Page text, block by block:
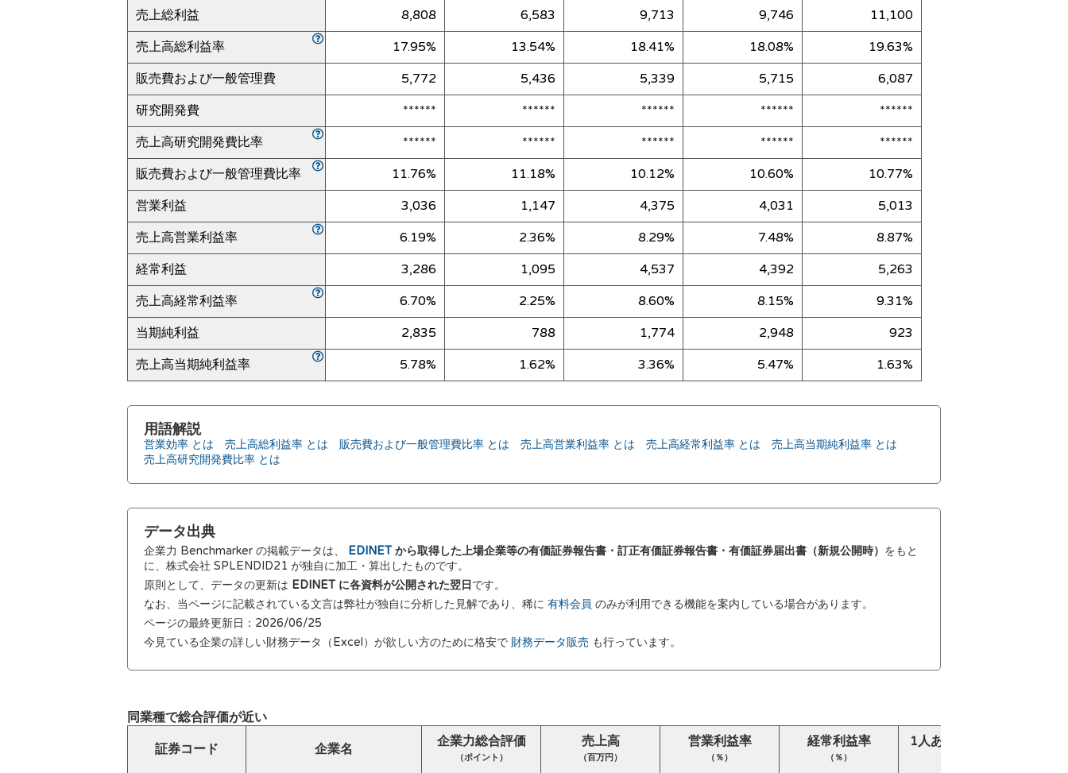
売上総利益
8,808 6,583 9,713 9,746
11,100
売上高総利益率
17.95% 13.54% 18.41% 18.08%
19.63%
販売費および一般管理費
5,772 5,436 5,339 5,715
6,087
研究開発費
****** ****** ****** ******
******
売上高研究開発費比率
****** ****** ****** ******
******
販売費および一般管理費比率
11.76% 11.18% 10.12% 10.60%
10.77%
営業利益
3,036 1,147 4,375 4,031
5,013
売上高営業利益率
6.19% 2.36% 8.29% 7.48%
8.87%
経常利益
3,286 1,095 4,537 4,392
5,263
売上高経常利益率
6.70% 2.25% 8.60% 8.15%
9.31%
当期純利益
2,835 788 1,774 2,948
923
売上高当期純利益率
5.78% 1.62% 3.36% 5.47% 1.63%
用語解説
営業効率 とは 売上高総利益率 とは 販売費および一般管理費比率 とは 売上高営業利益率 とは 売上高経常利益率 とは
売上高当期純利益率 とは
売上高研究開発費比率 とは
データ出典
企業力 Benchmarker の掲載データは、 EDINETから取得した上場企業等の有価証券報告書・訂正有価証券報告書・有価証券届出書（新規公開時） をもと
に、株式会社 SPLENDID21 が独自に加工・算出したものです。
原則として、データの更新は EDINET に各資料が公開された翌日 です。
なお、当ページに記載されている文言は弊社が独自に分析した見解であり、稀に 有料会員 のみが利用できる機能を案内している場合があります。
ページの最終更新日：2026/06/25
今見ている企業の詳しい財務データ（Excel）が欲しい方のために格安で 財務データ販売 も行っています。
同業種で総合評価が近い
証券コード
企業名 企業力総合評価
（ポイント）
売上高
（百万円）
営業利益率
（％）
経常利益率
（％）
1人あたり売上高